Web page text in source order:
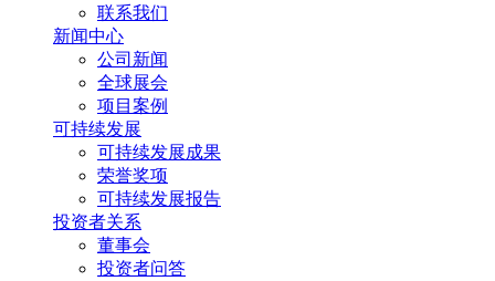
联系我们
新闻中心
公司新闻
全球展会
项目案例
可持续发展
可持续发展成果
荣誉奖项
可持续发展报告
投资者关系
董事会
投资者问答